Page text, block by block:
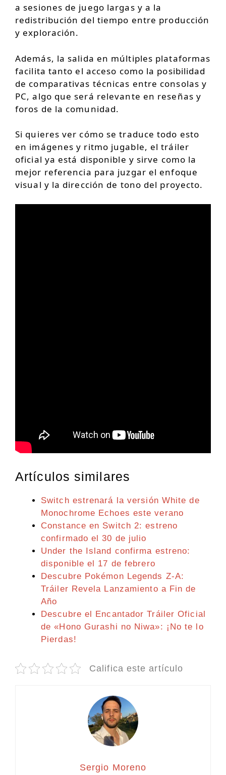
a sesiones de juego largas y a la
redistribución del tiempo entre producción
y exploración.
Además, la salida en múltiples plataformas
facilita tanto el acceso como la posibilidad
de comparativas técnicas entre consolas y
PC, algo que será relevante en reseñas y
foros de la comunidad.
Si quieres ver cómo se traduce todo esto
en imágenes y ritmo jugable, el tráiler
oficial ya está disponible y sirve como la
mejor referencia para juzgar el enfoque
visual y la dirección de tono del proyecto.
Artículos similares
Switch estrenará la versión White de
Monochrome Echoes este verano
Constance en Switch 2: estreno
confirmado el 30 de julio
Under the Island confirma estreno:
disponible el 17 de febrero
Descubre Pokémon Legends Z-A:
Tráiler Revela Lanzamiento a Fin de
Año
Descubre el Encantador Tráiler Oficial
de «Hono Gurashi no Niwa»: ¡No te lo
Pierdas!
Califica este artículo
Sergio Moreno